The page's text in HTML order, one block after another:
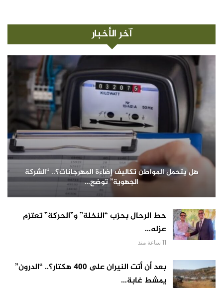
آخر الأخبار
هل يتحمل المواطن تكاليف إضاءة المهرجانات؟.. “الشركة
الجهوية” توضح…
حط الرحال بحزب “النخلة” و”الحركة” تعتزم
عزله…
11 ساعة منذ
بعد أن أتت النيران على 400 هكتار؟.. “الدرون”
يمشط غابة…